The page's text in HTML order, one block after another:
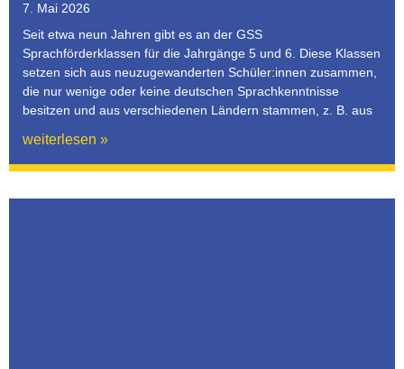
7. Mai 2026
Seit etwa neun Jahren gibt es an der GSS
Sprachförderklassen für die Jahrgänge 5 und 6. Diese Klassen
setzen sich aus neuzugewanderten Schüler:innen zusammen,
die nur wenige oder keine deutschen Sprachkenntnisse
besitzen und aus verschiedenen Ländern stammen, z. B. aus
weiterlesen »